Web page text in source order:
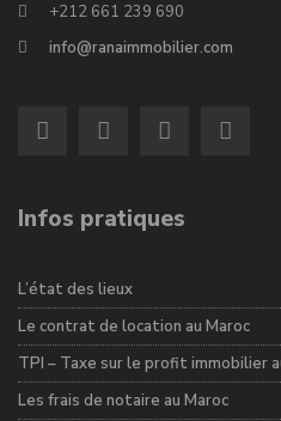
+212 661 239 690
info@ranaimmobilier.com
Infos pratiques
L’état des lieux
Le contrat de location au Maroc
TPI – Taxe sur le profit immobilier
Les frais de notaire au Maroc